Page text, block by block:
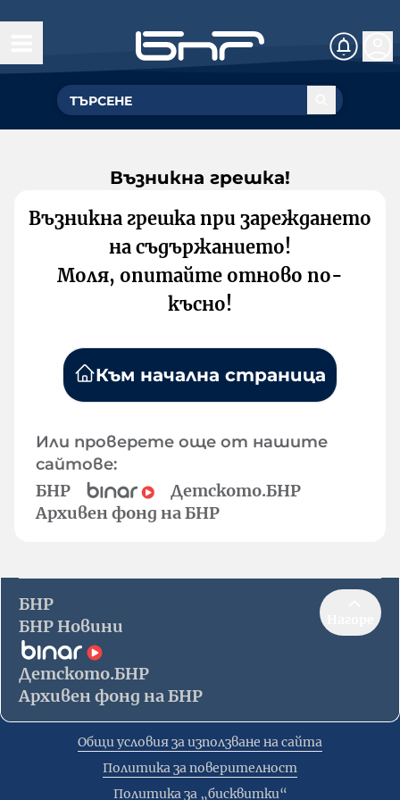
Възникна грешка!
Възникна грешка при зареждането
на съдържанието!
Моля, опитайте отново по-
късно!
Към начална страница
Или проверете още от нашите
сайтове:
БНР
Детското.БНР
Архивен фонд на БНР
БНР
БНР Новини
Детското.БНР
Архивен фонд на БНР
Общи условия за използване на сайта
Политика за поверителност
Политика за „бисквитки“